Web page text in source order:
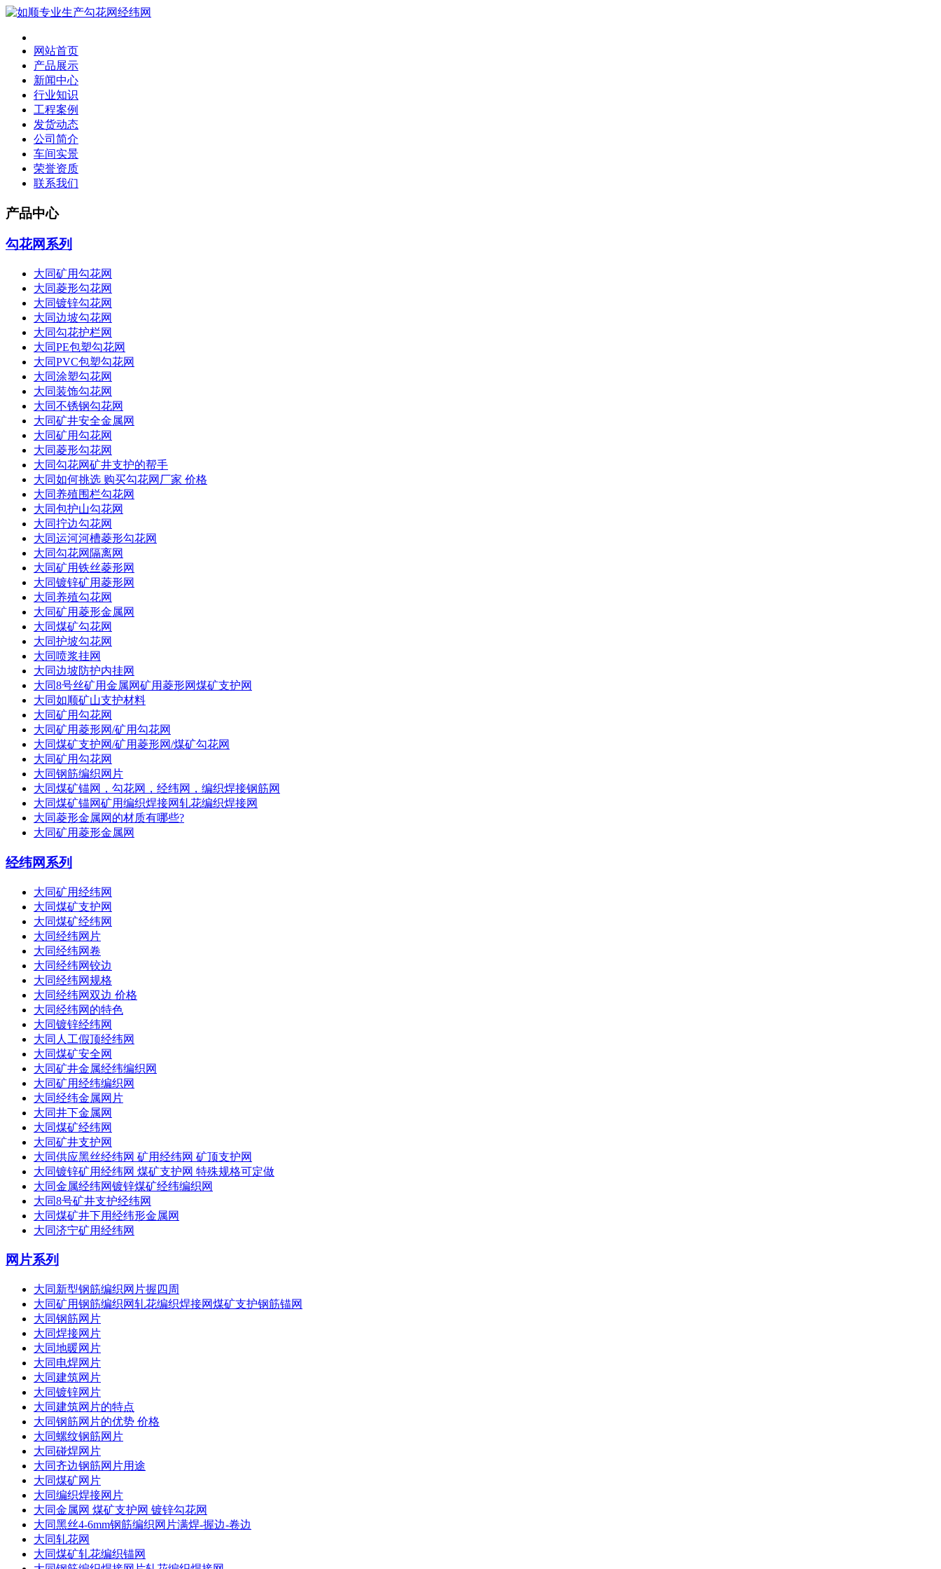
网站首页
产品展示
新闻中心
行业知识
工程案例
发货动态
公司简介
车间实景
荣誉资质
联系我们
产品中心
勾花网系列
大同矿用勾花网
大同菱形勾花网
大同镀锌勾花网
大同边坡勾花网
大同勾花护栏网
大同PE包塑勾花网
大同PVC包塑勾花网
大同涂塑勾花网
大同装饰勾花网
大同不锈钢勾花网
大同矿井安全金属网
大同矿用勾花网
大同菱形勾花网
大同勾花网矿井支护的帮手
大同如何挑选 购买勾花网厂家 价格
大同养殖围栏勾花网
大同包护山勾花网
大同拧边勾花网
大同运河河槽菱形勾花网
大同勾花网隔离网
大同矿用铁丝菱形网
大同镀锌矿用菱形网
大同养殖勾花网
大同矿用菱形金属网
大同煤矿勾花网
大同护坡勾花网
大同喷浆挂网
大同边坡防护内挂网
大同8号丝矿用金属网矿用菱形网煤矿支护网
大同如顺矿山支护材料
大同矿用勾花网
大同矿用菱形网/矿用勾花网
大同煤矿支护网/矿用菱形网/煤矿勾花网
大同矿用勾花网
大同钢筋编织网片
大同煤矿锚网，勾花网，经纬网，编织焊接钢筋网
大同煤矿锚网矿用编织焊接网轧花编织焊接网
大同菱形金属网的材质有哪些?
大同矿用菱形金属网
经纬网系列
大同矿用经纬网
大同煤矿支护网
大同煤矿经纬网
大同经纬网片
大同经纬网卷
大同经纬网铰边
大同经纬网规格
大同经纬网双边 价格
大同经纬网的特色
大同镀锌经纬网
大同人工假顶经纬网
大同煤矿安全网
大同矿井金属经纬编织网
大同矿用经纬编织网
大同经纬金属网片
大同井下金属网
大同煤矿经纬网
大同矿井支护网
大同供应黑丝经纬网 矿用经纬网 矿顶支护网
大同镀锌矿用经纬网 煤矿支护网 特殊规格可定做
大同金属经纬网镀锌煤矿经纬编织网
大同8号矿井支护经纬网
大同煤矿井下用经纬形金属网
大同济宁矿用经纬网
网片系列
大同新型钢筋编织网片握四周
大同矿用钢筋编织网轧花编织焊接网煤矿支护钢筋锚网
大同钢筋网片
大同焊接网片
大同地暖网片
大同电焊网片
大同建筑网片
大同镀锌网片
大同建筑网片的特点
大同钢筋网片的优势 价格
大同螺纹钢筋网片
大同碰焊网片
大同齐边钢筋网片用途
大同煤矿网片
大同编织焊接网片
大同金属网 煤矿支护网 镀锌勾花网
大同黑丝4-6mm钢筋编织网片满焊-握边-卷边
大同轧花网
大同煤矿轧花编织锚网